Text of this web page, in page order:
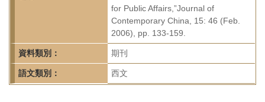
頁
for Public Affairs,”Journal of
Contemporary China, 15: 46 (Feb.
2006), pp. 133-159.
資料類別： 期刊
語文類別： 西文